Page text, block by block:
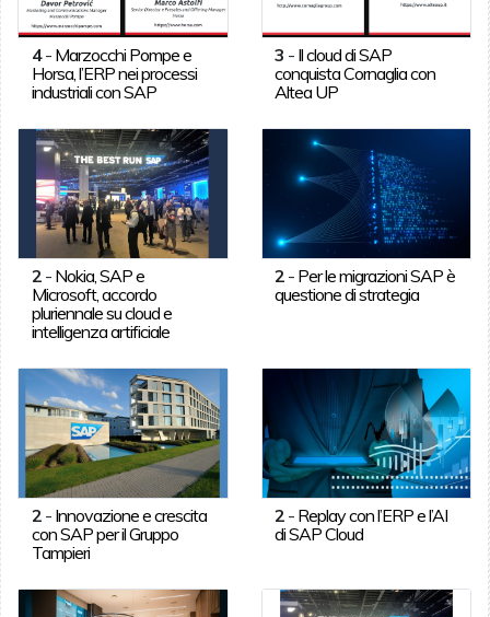
4- Marzocchi Pompe e
Horsa, l’ERP nei processi
industriali con SAP
3 - Il cloud di SAP
conquista Cornaglia con
Altea UP
2- Nokia, SAP e
Microsoft, accordo
pluriennale su cloud e
intelligenza artificiale
2 - Per le migrazioni SAP è
questione di strategia
2- Innovazione e crescita
con SAP per il Gruppo
Tampieri
2 - Replay con l’ERP e l’AI
di SAP Cloud